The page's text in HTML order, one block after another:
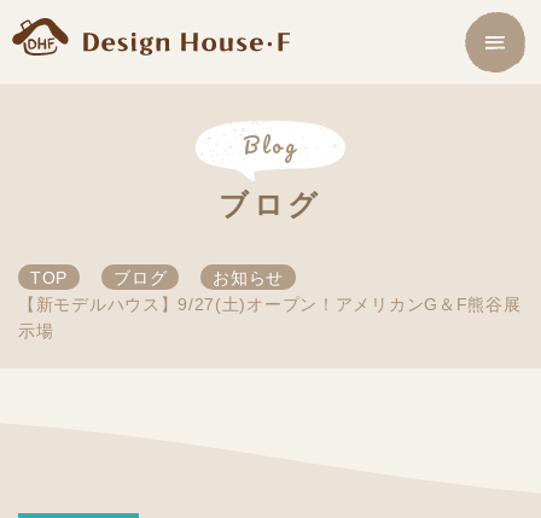
Blog
ブログ
TOP ブログ
お知らせ
【新モデルハウス】9/27(土)オープン！アメリカンG＆F熊谷展
示場